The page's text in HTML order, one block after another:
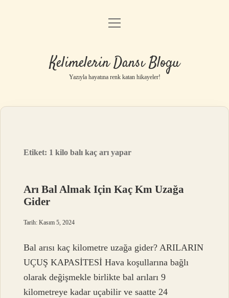
Anasayfa
Yasal Uyarı
menüyü
Kelimelerin Dansı Blogu
Yazıyla hayatına renk katan hikayeler!
Etiket: 1 kilo balı kaç arı yapar
Arı Bal Almak Için Kaç Km Uzağa
Gider
Tarih: Kasım 5, 2024
Bal arısı kaç kilometre uzağa gider? ARILARIN
UÇUŞ KAPASİTESİ Hava koşullarına bağlı
olarak değişmekle birlikte bal arıları 9
kilometreye kadar uçabilir ve saatte 24